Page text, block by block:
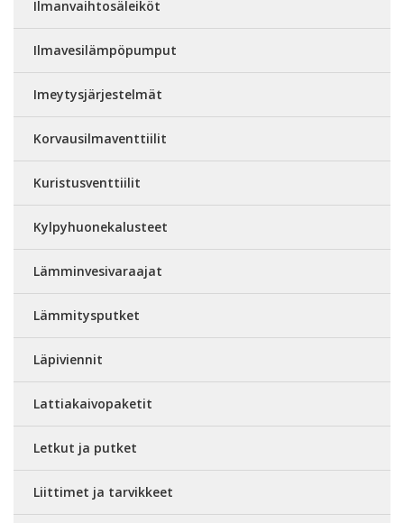
Ilmanvaihtosäleiköt
Ilmavesilämpöpumput
Imeytysjärjestelmät
Korvausilmaventtiilit
Kuristusventtiilit
Kylpyhuonekalusteet
Lämminvesivaraajat
Lämmitysputket
Läpiviennit
Lattiakaivopaketit
Letkut ja putket
Liittimet ja tarvikkeet